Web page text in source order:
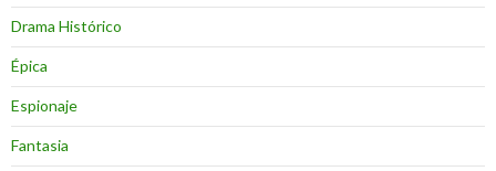
Drama Histórico
Épica
Espionaje
Fantasia